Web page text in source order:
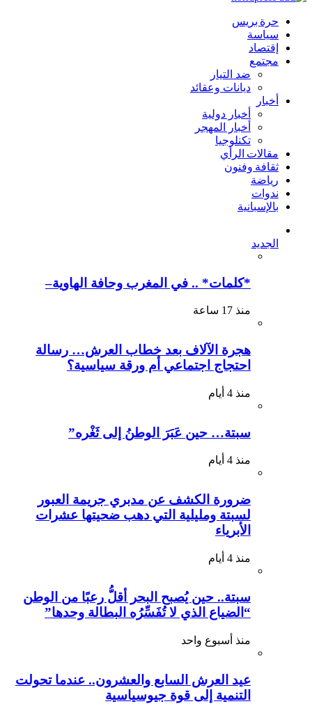
حرة بريس
سياسة
إقتصاد
مجتمع
ضد التيار
ديانات وعقائد
أخبار
أخبار دولية
أخبار المهجر
تكنلوجيا
مقالات الرأي
ثقافة وفنون
رياضة
ندوات
بالإسبانية
الجديد
*كلمات* .. في المغرب وحافة الهاوية–
منذ 17 ساعة
هجرة الآلاف بعد خطاب العرش… رسالة
احتجاج اجتماعي أم ورقة سياسية؟
منذ 4 أيام
سبتة… حين عَبَرَ الوطنُ إلى ثَغْره”
منذ 4 أيام
ضرورة الكشف عن مدبري جريمة العبور
لسبتة ومليلية التي دهب ضحيتها عشرات
الأبرياء
منذ 4 أيام
سبتة.. حين يُصبح البحر أقلُّ رعبًا من الوطن
“الضياع الذي لا تُفَسِّرُه البطالة وحدها”
منذ أسبوع واحد
عيد العرش السابع والعشرون.. عندما تحولت
التنمية إلى قوة جيوسياسية